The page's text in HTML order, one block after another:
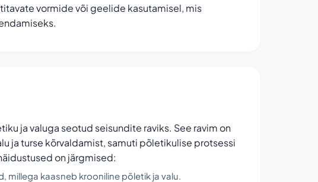
vormide või geelide kasutamisel, mis
ja valuga seotud seisundite raviks. See ravim on
ja turse kõrvaldamist, samuti põletikulise protsessi
on järgmised:
kaasneb krooniline põletik ja valu.